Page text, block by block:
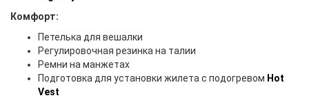
Комфорт:
Петелька для вешалки
Регулировочная резинка на талии
Ремни на манжетах
Подготовка для установки жилета с подогревом Hot
Vest